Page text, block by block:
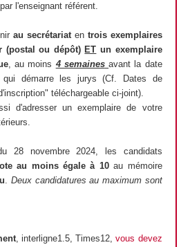
l'enseignant référent.
au secrétariat en trois exemplaires
(postal ou dépôt) ET un exemplaire
, au moins 4 semaines avant la date
qui démarre les jurys (Cf. Dates de
téléchargeable ci-joint).
d'adresser un exemplaire de votre
28 novembre 2024, les candidats
au moins égale à 10au mémoire
. Deux candidatures au maximum sont
, interligne1.5, Times12,vous devez